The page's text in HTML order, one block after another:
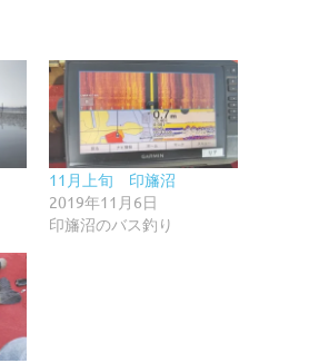
11月上旬 印旛沼
2019年11月6日
印旛沼のバス釣り